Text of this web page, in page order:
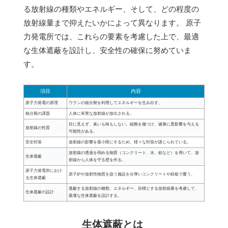
る放射線の種類やエネルギー、そして、どの程度の
放射線量まで抑えたいかによって異なります。 原子
力発電所では、これらの要素を考慮した上で、最適
な生体遮蔽を設計し、安全性の確保に努めていま
す。
項目 内容
原子力発電の原理 ウランの核分裂を利用してエネルギーを生み出す。
核分裂の課題 人体に有害な放射線が放出される。
放射線の性質
目に見えず、臭いも味もしない。細胞を傷つけ、健康に悪影響を与える
可能性がある。
安全対策 放射線の影響を最小限にするため、様々な対策が講じられている。
生体遮蔽
放射線の透過を弱める物質（コンクリート、水、鉛など）を用いて、放
射線から人体を守る壁を作る。
原子力発電所におけ
る生体遮蔽
原子炉や放射性物質を扱う施設を分厚いコンクリートや鉄板で覆う。
生体遮蔽の設計
遮蔽する放射線の種類、エネルギー、目標とする放射線量を考慮して、
最適な生体遮蔽を設計する。
生体遮蔽とは